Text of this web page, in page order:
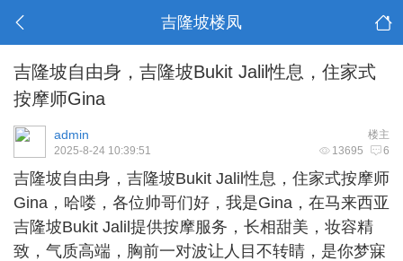
吉隆坡楼凤
吉隆坡自由身，吉隆坡Bukit Jalil性息，住家式
按摩师Gina
楼主
admin
13695 6
2025-8-24 10:39:51
吉隆坡自由身 ，吉隆坡Bukit Jalil性息，住家式按摩师
Gina，哈喽，各位帅哥们好，我是Gina，在马来西亚
吉隆坡Bukit Jalil提供按摩服务，长相甜美，妆容精
致，气质高端，胸前一对波让人目不转睛，是你梦寐